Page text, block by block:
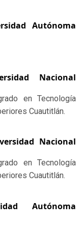
Autónoma
Nacional
en Tecnología
Cuautitlán.
Nacional
en Tecnología
Cuautitlán.
Autónoma